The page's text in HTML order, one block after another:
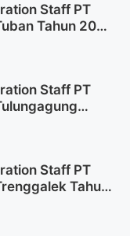
Staff PT
Tahun 2025
Staff PT
Staff PT
Tahun